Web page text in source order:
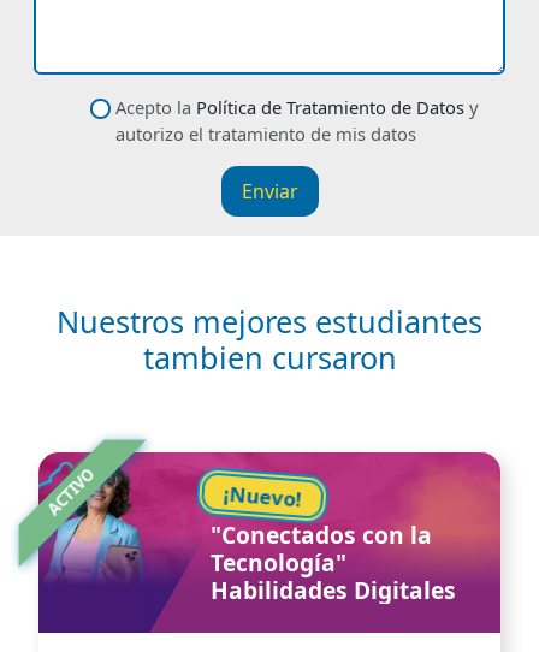
Descríbenos tu petición
datos
Acepto la Política de Tratamiento de Datosy
autorizo el tratamiento de mis datos
Enviar
Nuestros mejores estudiantes
tambien cursaron
ACTIVO ¡Nuevo!
Image
"Conectados con la
Tecnología"
Habilidades Digitales